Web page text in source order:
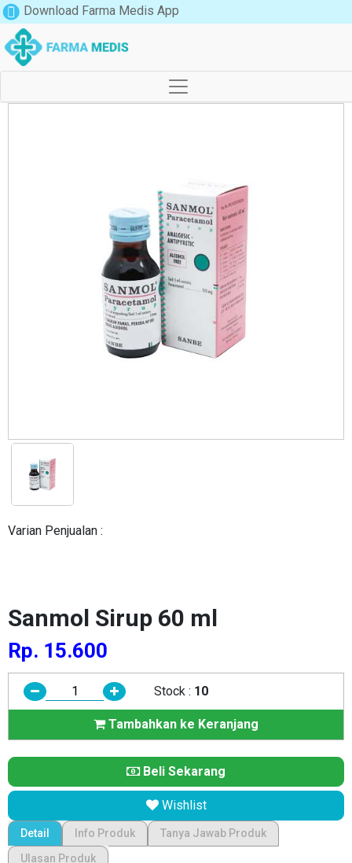
Varian Penjualan :
Sanmol Sirup 60 ml
Rp. 15.600
Stock : 10
Tambahkan ke Keranjang
Beli Sekarang
Wishlist
Detail Info Produk
Tanya Jawab Produk
Ulasan Produk
Download Farma Medis App